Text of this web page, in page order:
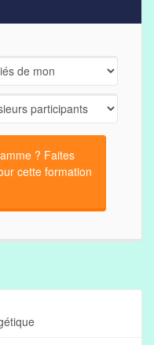
? Faites
cette formation